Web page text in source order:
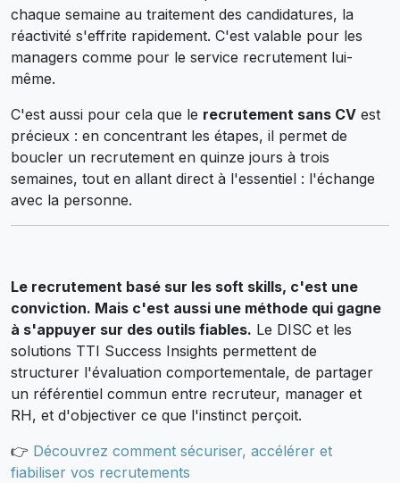
chaque semaine au traitement des candidatures, la
réactivité s'effrite rapidement. C'est valable pour les
managers comme pour le service recrutement lui-
même.
C'est aussi pour cela que le recrutement sans CV est
précieux : en concentrant les étapes, il permet de
boucler un recrutement en quinze jours à trois
semaines, tout en allant direct à l'essentiel : l'échange
avec la personne.
Le recrutement basé sur les soft skills, c'est une
conviction. Mais c'est aussi une méthode qui gagne
à s'appuyer sur des outils fiables. Le DISC et les
solutions TTI Success Insights permettent de
structurer l'évaluation comportementale, de partager
un référentiel commun entre recruteur, manager et
RH, et d'objectiver ce que l'instinct perçoit.
👉 Découvrez comment sécuriser, accélérer et
fiabiliser vos recrutements